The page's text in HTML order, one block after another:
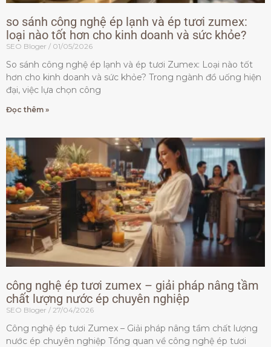
so sánh công nghệ ép lạnh và ép tươi zumex:
loại nào tốt hơn cho kinh doanh và sức khỏe?
SEO Bloger 01/05/2026
So sánh công nghệ ép lạnh và ép tươi Zumex: Loại nào tốt
hơn cho kinh doanh và sức khỏe? Trong ngành đồ uống hiện
đại, việc lựa chọn công
Đọc thêm »
công nghệ ép tươi zumex – giải pháp nâng tầm
chất lượng nước ép chuyên nghiệp
SEO Bloger 27/04/2026
Công nghệ ép tươi Zumex – Giải pháp nâng tầm chất lượng
nước ép chuyên nghiệp Tổng quan về công nghệ ép tươi